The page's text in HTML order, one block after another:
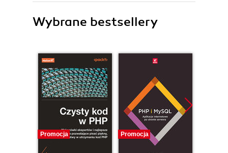
Wybrane bestsellery
Promocja Promocja